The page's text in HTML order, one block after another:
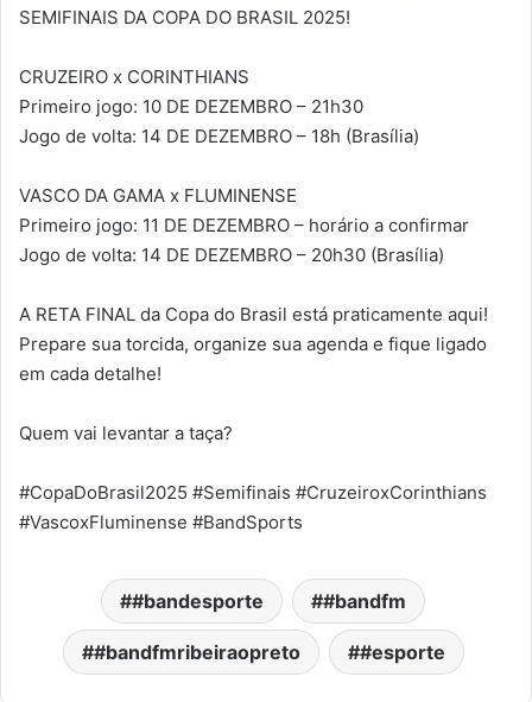
SEMIFINAIS DA COPA DO BRASIL 2025!
CRUZEIRO x CORINTHIANS
Primeiro jogo: 10 DE DEZEMBRO – 21h30
Jogo de volta: 14 DE DEZEMBRO – 18h (Brasília)
VASCO DA GAMA x FLUMINENSE
Primeiro jogo: 11 DE DEZEMBRO – horário a confirmar
Jogo de volta: 14 DE DEZEMBRO – 20h30 (Brasília)
A RETA FINAL da Copa do Brasil está praticamente aqui!
Prepare sua torcida, organize sua agenda e fique ligado
em cada detalhe!
Quem vai levantar a taça?
#CopaDoBrasil2025 #Semifinais #CruzeiroxCorinthians
#VascoxFluminense #BandSports
#bandesporte #bandfm
#bandfmribeiraopreto #esporte